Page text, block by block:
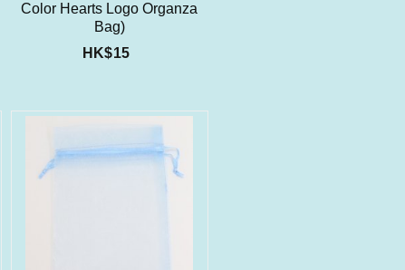
Color Hearts Logo Organza
Bag)
HK$15